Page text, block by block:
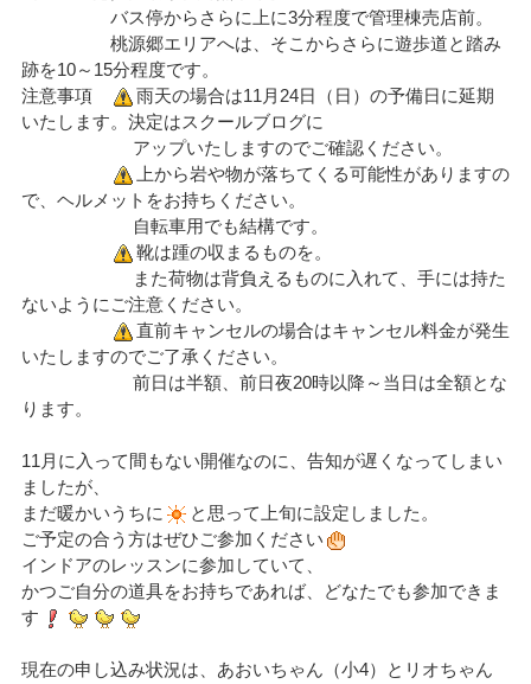
バス停からさらに上に3分程度で管理棟売店前。
桃源郷エリアへは、そこからさらに遊歩道と踏み
跡を10～15分程度です。
注意事項
雨天の場合は11月24日（日）の予備日に延期
いたします。決定はスクールブログに
アップいたしますのでご確認ください。
上から岩や物が落ちてくる可能性がありますの
で、ヘルメットをお持ちください。
自転車用でも結構です。
靴は踵の収まるものを。
また荷物は背負えるものに入れて、手には持た
ないようにご注意ください。
直前キャンセルの場合はキャンセル料金が発生
いたしますのでご了承ください。
前日は半額、前日夜20時以降～当日は全額とな
ります。
11月に入って間もない開催なのに、告知が遅くなってしまい
ましたが、
まだ暖かいうちに
と思って上旬に設定しました。
ご予定の合う方はぜひご参加ください
インドアのレッスンに参加していて、
かつご自分の道具をお持ちであれば、どなたでも参加できま
す
現在の申し込み状況は、あおいちゃん（小4）とリオちゃん